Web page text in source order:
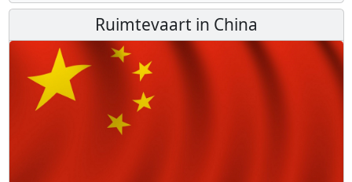
Ruimtevaart in China